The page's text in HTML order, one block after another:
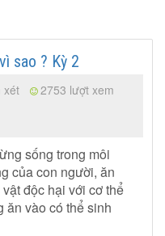
sao ? Kỳ 2
xét
2753 lượt xem
sống trong môi
của con người, ăn
độc hại với cơ thể
ăn vào có thể sinh